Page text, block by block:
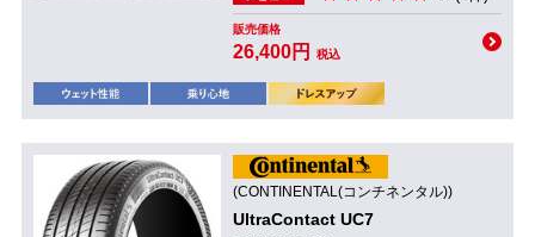
販売価格
26,400円 税込
(CONTINENTAL(コンチネンタル))
UltraContact UC7